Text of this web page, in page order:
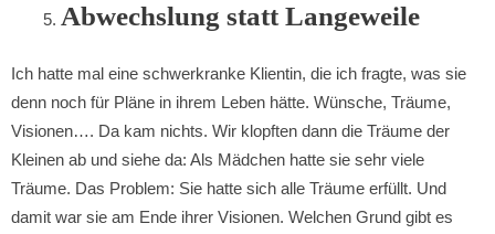
Abwechslung statt Langeweile
Ich hatte mal eine schwerkranke Klientin, die ich fragte, was sie
denn noch für Pläne in ihrem Leben hätte. Wünsche, Träume,
Visionen…. Da kam nichts. Wir klopften dann die Träume der
Kleinen ab und siehe da: Als Mädchen hatte sie sehr viele
Träume. Das Problem: Sie hatte sich alle Träume erfüllt. Und
damit war sie am Ende ihrer Visionen. Welchen Grund gibt es